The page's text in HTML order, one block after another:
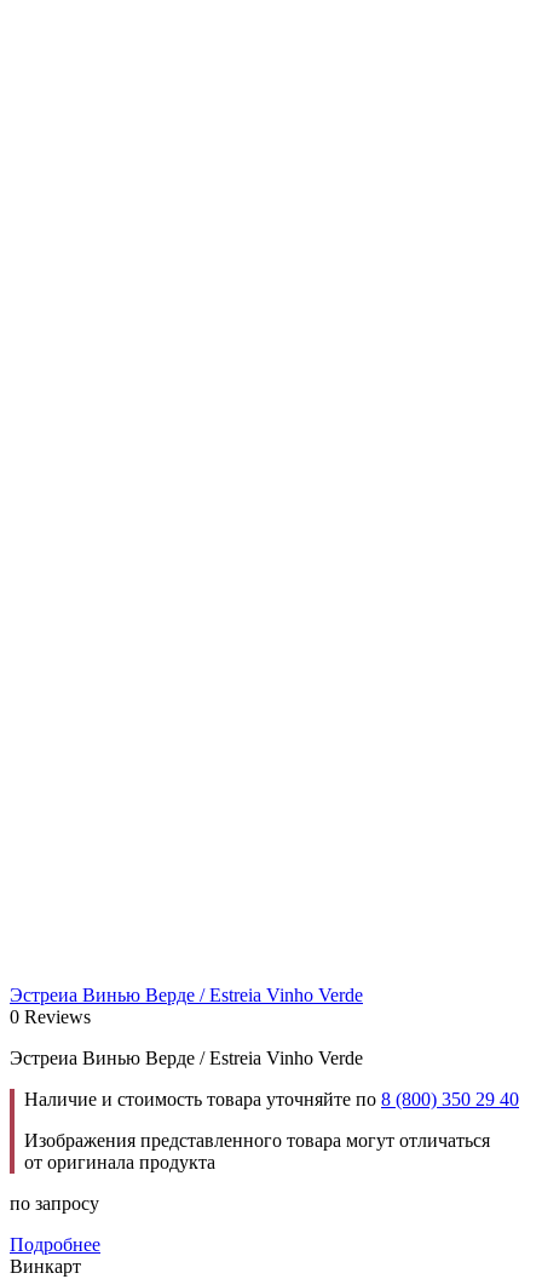
Эстреиа Винью Верде / Estreia Vinho Verde
0 Reviews
Эстреиа Винью Верде / Estreia Vinho Verde
Наличие и стоимость товара уточняйте по 8 (800) 350 29 40
Изображения представленного товара могут отличаться
от оригинала продукта
по запросу
Подробнее
Винкарт